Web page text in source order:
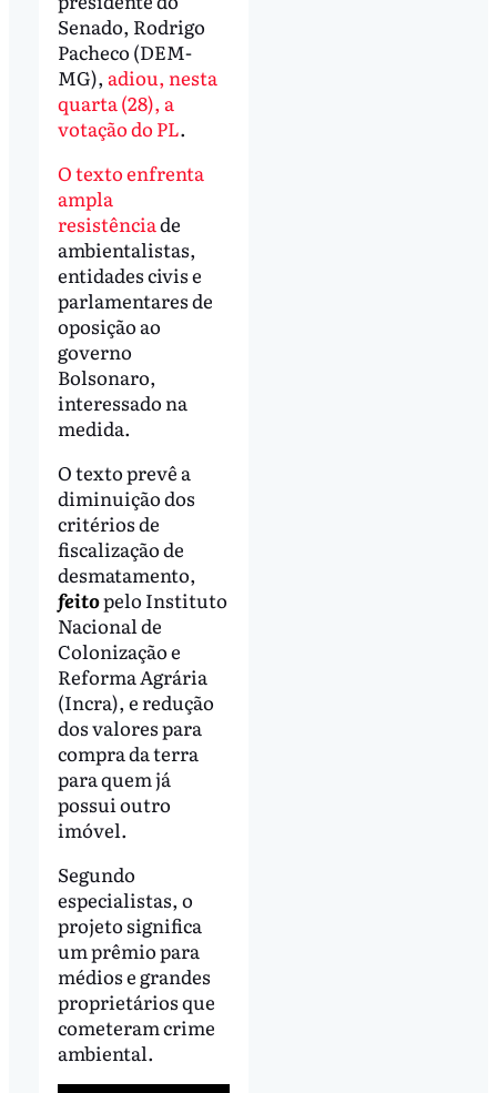
Senado, Rodrigo
Pacheco (DEM-
MG), adiou, nesta
quarta (28), a
votação do PL.
O texto enfrenta
ampla
resistênciade
ambientalistas,
entidades civis e
parlamentares de
oposição ao
governo
Bolsonaro,
interessado na
medida.
O texto prevê a
diminuição dos
critérios de
fiscalização de
desmatamento,
feitopelo Instituto
Nacional de
Colonização e
Reforma Agrária
(Incra), e redução
dos valores para
compra da terra
para quem já
possui outro
imóvel.
Segundo
especialistas, o
projeto significa
um prêmio para
médios e grandes
proprietários que
cometeram crime
ambiental.